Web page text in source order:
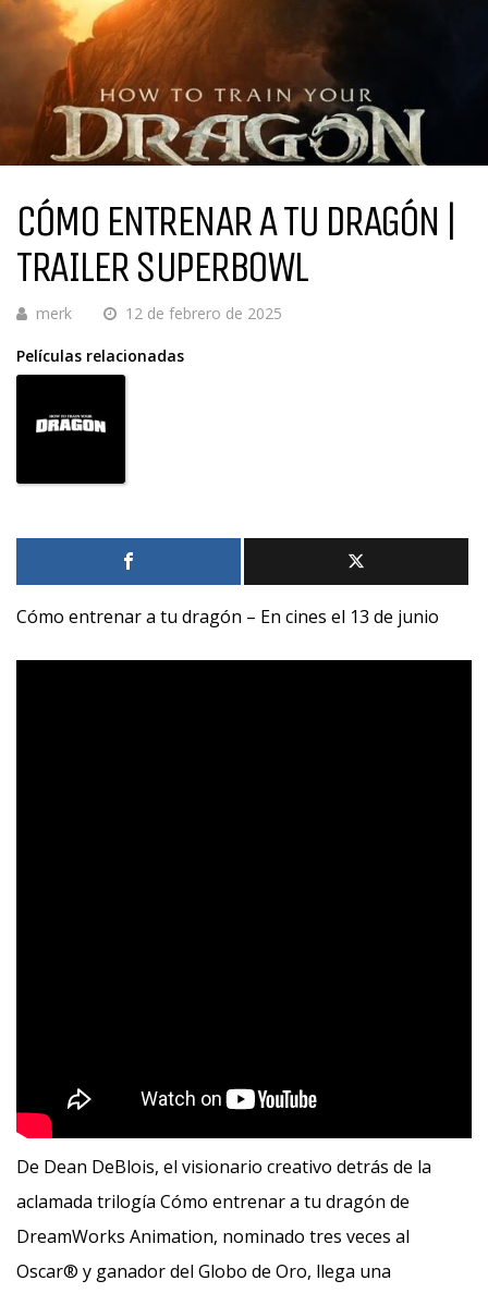
CÓMO ENTRENAR A TU DRAGÓN |
TRAILER SUPERBOWL
merk 12 de febrero de 2025
Películas relacionadas
Cómo entrenar a tu dragón – En cines el 13 de junio
De Dean DeBlois, el visionario creativo detrás de la
aclamada trilogía Cómo entrenar a tu dragón de
DreamWorks Animation, nominado tres veces al
Oscar® y ganador del Globo de Oro, llega una